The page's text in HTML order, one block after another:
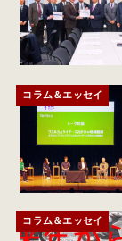
コラム＆エッセイ
コラム＆エッセイ